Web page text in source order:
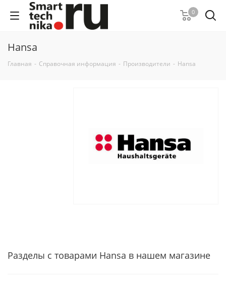
0
Hansa
Главная - Справочная информация - Производители - Hansa
Разделы с товарами Hansa в нашем магазине